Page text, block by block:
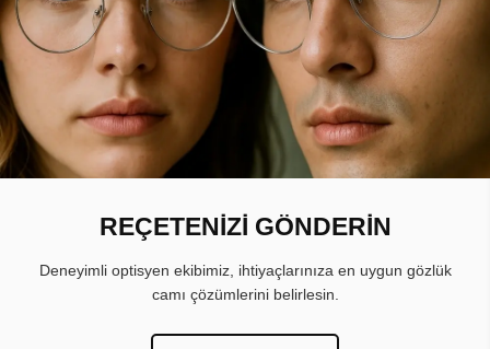
REÇETENİZİ GÖNDERİN
Deneyimli optisyen ekibimiz, ihtiyaçlarınıza en uygun gözlük
camı çözümlerini belirlesin.